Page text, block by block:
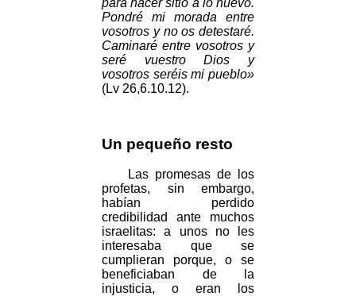
Pondré mi morada entre
vosotros y no os detestaré.
Caminaré entre vosotros y
seré vuestro Dios y
vosotros seréis mi pueblo»
(Lv 26,6.10.12).
Un pequeño resto
Las promesas de los
profetas, sin embargo,
habían perdido
credibilidad ante muchos
israelitas: a unos no les
interesaba que se
cumplieran porque, o se
beneficiaban de la
injusticia, o eran los